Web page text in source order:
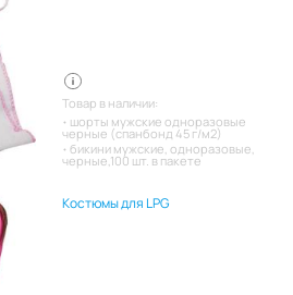
Товар в наличии:
шорты мужские одноразовые
черные (спанбонд 45 г/м2)
бикини мужские, одноразовые,
черные,100 шт. в пакете
Костюмы для LPG